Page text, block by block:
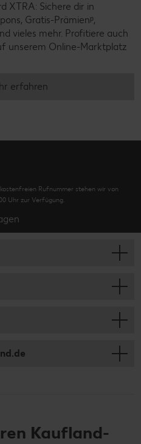
XTRA: Sichere dir in
Gratis-Prämienᵖ,
vieles mehr. Profitiere auch
unserem Online-Marktplatz
erfahren
Rufnummer stehen wir von
Uhr zur Verfügung.
Kaufland-